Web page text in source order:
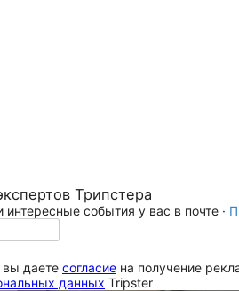
Трипстера
события у вас в почте ·
даете согласие на получение
данных Tripster